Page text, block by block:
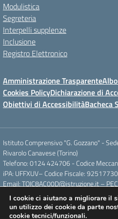
Modulistica
Segreteria
Interpelli supplenze
Inclusione
Registro Elettronico
Amministrazione Trasparente
Cookies PolicyDichiarazione di
Obiettivi di AccessibilitàBacheca
Istituto Comprensivo "G. Gozzano" -
Rivarolo Canavese (Torino)
Telefono: 0124 424706 - Codice
iPA: UFFXUV– Codice Fiscale:
Email: TOIC8AC00D@istruzione.it –
I cookie ci aiutano a migliorare il
un utilizzo dei cookie da parte
cookie tecnici/funzionali.